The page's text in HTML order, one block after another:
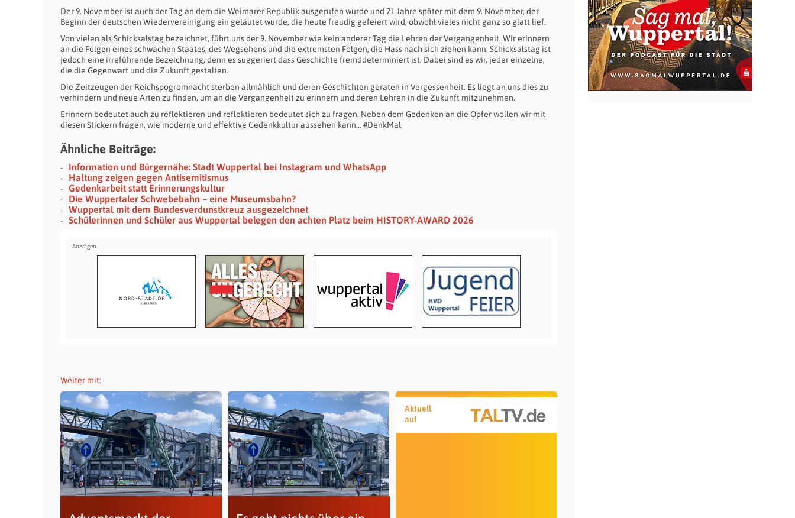
Der 9. November ist auch der Tag an dem die Weimarer Republik ausgerufen wurde und 71 Jahre später mit dem 9. November, der
Beginn der deutschen Wiedervereinigung ein geläutet wurde, die heute freudig gefeiert wird, obwohl vieles nicht ganz so glatt lief.
Von vielen als Schicksalstag bezeichnet, führt uns der 9. November wie kein anderer Tag die Lehren der Vergangenheit. Wir erinnern
an die Folgen eines schwachen Staates, des Wegsehens und die extremsten Folgen, die Hass nach sich ziehen kann. Schicksalstag ist
jedoch eine irreführende Bezeichnung, denn es suggeriert dass Geschichte fremddeterminiert ist. Dabei sind es wir, jeder einzelne,
die die Gegenwart und die Zukunft gestalten.
Die Zeitzeugen der Reichspogromnacht sterben allmählich und deren Geschichten geraten in Vergessenheit. Es liegt an uns dies zu
verhindern und neue Arten zu finden, um an die Vergangenheit zu erinnern und deren Lehren in die Zukunft mitzunehmen.
Erinnern bedeutet auch zu reflektieren und reflektieren bedeutet sich zu fragen. Neben dem Gedenken an die Opfer wollen wir mit
diesen Stickern fragen, wie moderne und effektive Gedenkkultur aussehen kann… #DenkMal
Ähnliche Beiträge:
Information und Bürgernähe: Stadt Wuppertal bei Instagram und WhatsApp
Haltung zeigen gegen Antisemitismus
Gedenkarbeit statt Erinnerungskultur
Die Wuppertaler Schwebebahn – eine Museumsbahn?
Wuppertal mit dem Bundesverdunstkreuz ausgezeichnet
Schülerinnen und Schüler aus Wuppertal belegen den achten Platz beim HISTORY-AWARD 2026
Weiter mit:
Aktuell
auf